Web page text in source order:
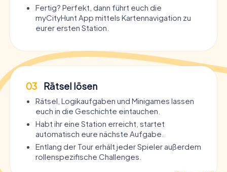
Fertig? Perfekt, dann führt euch die
myCityHunt App mittels Kartennavigation zu
eurer ersten Station.
03 Rätsel lösen
Rätsel, Logikaufgaben und Minigames lassen
euch in die Geschichte eintauchen.
Habt ihr eine Station erreicht, startet
automatisch eure nächste Aufgabe.
Entlang der Tour erhält jeder Spieler außerdem
rollenspezifische Challenges.